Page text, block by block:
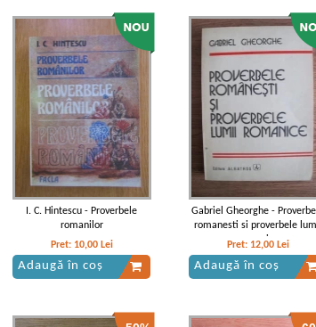
I. C. Hintescu - Proverbele
romanilor
Pret: 10,00 Lei
Adaugă în coș
Gabriel Gheorghe -
romanesti si proverbele
romanice
Pret: 12,00 Lei
Adaugă în coș